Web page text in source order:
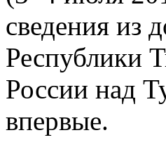
сведения из
Республики
России над
впервые.